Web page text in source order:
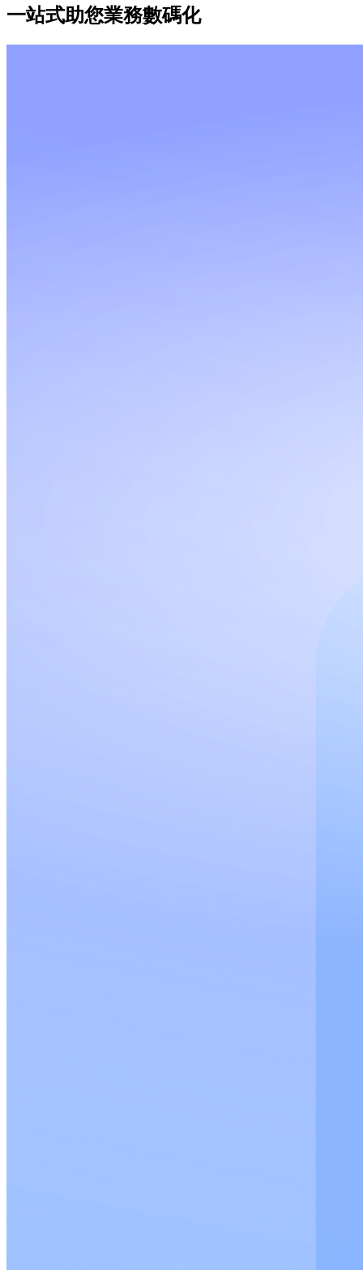
一站式助您業務數碼化